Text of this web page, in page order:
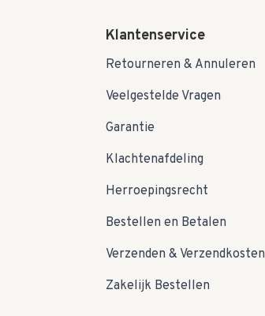
Klantenservice
Retourneren & Annuleren
Veelgestelde Vragen
Garantie
Klachtenafdeling
Herroepingsrecht
Bestellen en Betalen
Verzenden & Verzendkosten
Zakelijk Bestellen